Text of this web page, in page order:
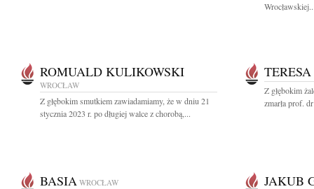
ROMUALD KULIKOWSKI
WROCŁAW
Z głębokim smutkiem zawiadamiamy, że w dniu 21
stycznia 2023 r. po długiej walce z chorobą,...
Z głębokim
zmarła prof.
BASIA WROCŁAW JAKUB